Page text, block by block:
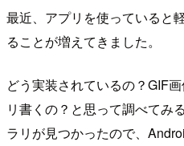
最近、アプリを使っていると
ることが増えてきました。
どう実装されているの？GIF
リ書くの？と思って調べてみ
ラリが見つかったので、